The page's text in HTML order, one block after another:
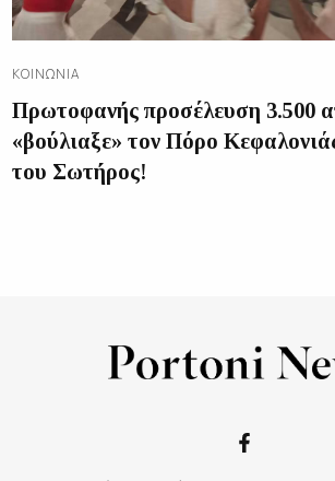
ΚΟΙΝΩΝΊΑ
Πρωτοφανής προσέλευση 3.500
«βούλιαξε» τον Πόρο
του Σωτήρος!